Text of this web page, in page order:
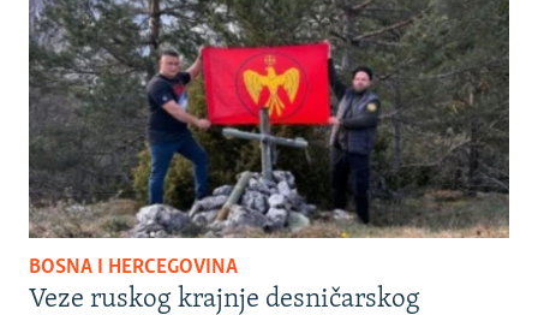
BOSNA I HERCEGOVINA
Veze ruskog krajnje desničarskog